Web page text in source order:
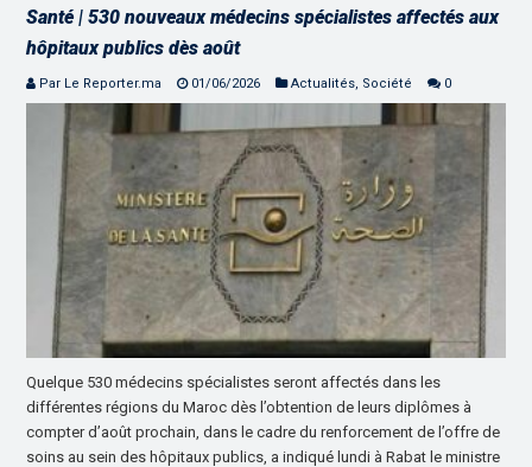
Santé | 530 nouveaux médecins spécialistes affectés aux
hôpitaux publics dès août
Par Le Reporter.ma 01/06/2026 Actualités, Société 0
Quelque 530 médecins spécialistes seront affectés dans les
différentes régions du Maroc dès l’obtention de leurs diplômes à
compter d’août prochain, dans le cadre du renforcement de l’offre de
soins au sein des hôpitaux publics, a indiqué lundi à Rabat le ministre